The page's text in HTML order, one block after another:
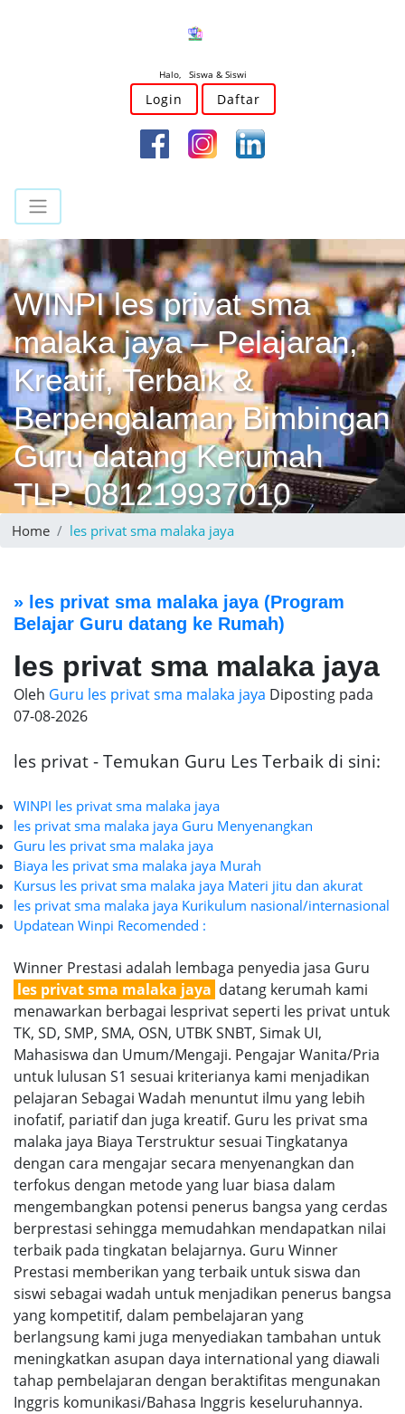
Halo, Siswa & Siswi
Login Daftar
WINPI les privat sma
malaka jaya – Pelajaran,
Kreatif, Terbaik &
Berpengalaman Bimbingan
Guru datang Kerumah
TLP. 081219937010
Home les privat sma malaka jaya
» les privat sma malaka jaya(Program
Belajar Guru datang ke Rumah)
les privat sma malaka jaya
Oleh Guru les privat sma malaka jaya Diposting pada
07-08-2026
les privat - Temukan Guru Les Terbaik di sini:
WINPI les privat sma malaka jaya
les privat sma malaka jaya Guru Menyenangkan
Guru les privat sma malaka jaya
Biaya les privat sma malaka jaya Murah
Kursus les privat sma malaka jaya Materi jitu dan akurat
les privat sma malaka jaya Kurikulum nasional/internasional
Updatean Winpi Recomended :
Winner Prestasi adalah lembaga penyedia jasa Guru
les privat sma malaka jaya datang kerumah kami
menawarkan berbagai lesprivat seperti les privat untuk
TK, SD, SMP, SMA, OSN, UTBK SNBT, Simak UI,
Mahasiswa dan Umum/Mengaji. Pengajar Wanita/Pria
untuk lulusan S1 sesuai kriterianya kami menjadikan
pelajaran Sebagai Wadah menuntut ilmu yang lebih
inofatif, pariatif dan juga kreatif. Guru les privat sma
malaka jaya Biaya Terstruktur sesuai Tingkatanya
dengan cara mengajar secara menyenangkan dan
terfokus dengan metode yang luar biasa dalam
mengembangkan potensi penerus bangsa yang cerdas
berprestasi sehingga memudahkan mendapatkan nilai
terbaik pada tingkatan belajarnya. Guru Winner
Prestasi memberikan yang terbaik untuk siswa dan
siswi sebagai wadah untuk menjadikan penerus bangsa
yang kompetitif, dalam pembelajaran yang
berlangsung kami juga menyediakan tambahan untuk
meningkatkan asupan daya international yang diawali
tahap pembelajaran dengan beraktifitas mengunakan
Inggris komunikasi/Bahasa Inggris keseluruhannya.